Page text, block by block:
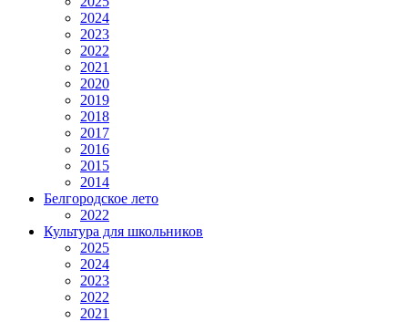
2024
2023
2022
2021
2020
2019
2018
2017
2016
2015
2014
Белгородское лето
2022
Культура для школьников
2025
2024
2023
2022
2021